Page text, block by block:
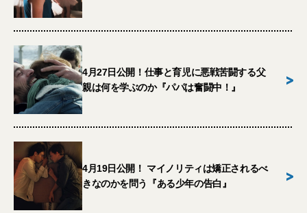
4月27日公開！仕事と育児に悪戦苦闘する父
親は何を学ぶのか『パパは奮闘中！』
>
4月19日公開！ マイノリティは矯正されるべ
きなのかを問う『ある少年の告白』
>